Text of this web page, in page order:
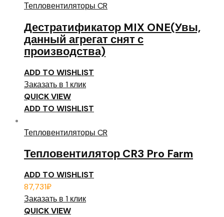
Тепловентиляторы CR
Дестратификатор MIX ONE(Увы,
данный агрегат снят с
производства)
ADD TO WISHLIST
Заказать в 1 клик
QUICK VIEW
ADD TO WISHLIST
Тепловентиляторы CR
Тепловентилятор CR3 Pro Farm
ADD TO WISHLIST
87,731₽
Заказать в 1 клик
QUICK VIEW